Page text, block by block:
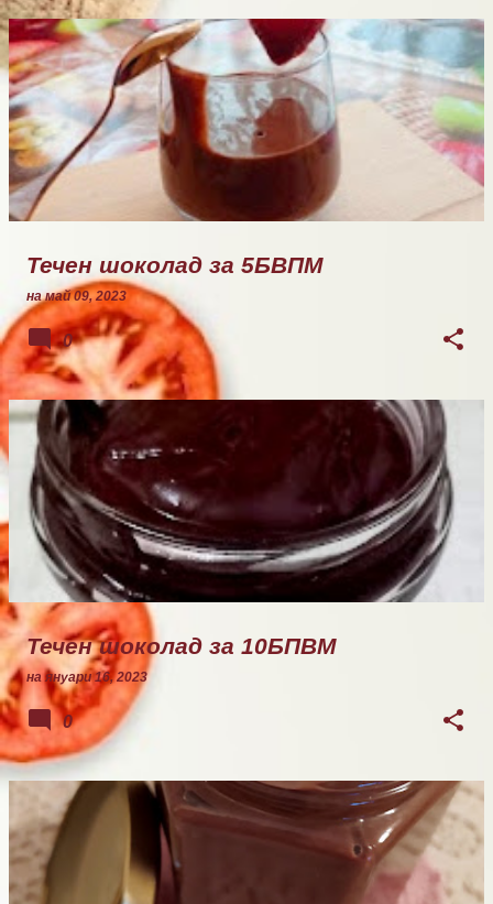
Течен шоколад за 5БВПМ
намай 09, 2023
0
Течен шоколад за 10БПВМ
наянуари 16, 2023
0